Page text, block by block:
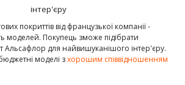
інтер'єру
покриттів від французької компанії -
моделей. Покупець зможе підібрати
Альсафлор для найвишуканішого інтер'єру.
моделі зхорошим співвідношенням